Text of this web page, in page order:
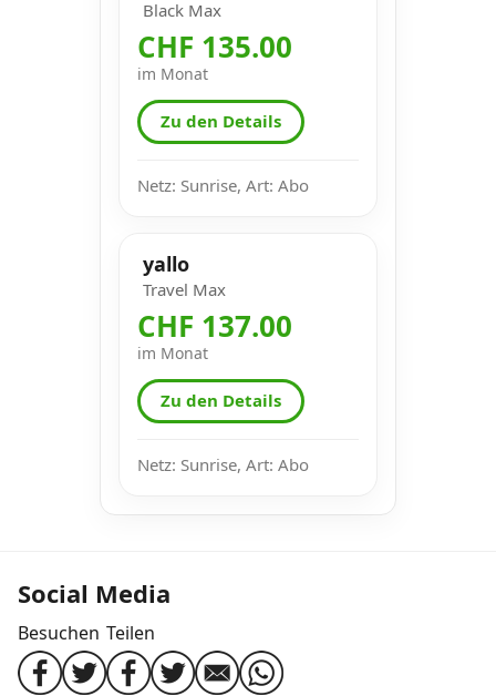
Black Max
CHF 135.00
im Monat
Zu den Details
Netz: Sunrise, Art: Abo
yallo
Travel Max
CHF 137.00
im Monat
Zu den Details
Netz: Sunrise, Art: Abo
Social Media
Besuchen Teilen